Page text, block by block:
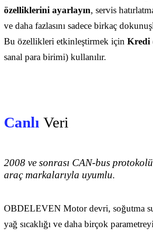
özelliklerini ayarlayın, servis
ve daha fazlasını sadece birkaç
Bu özellikleri etkinleştirmek için Kredi
sanal para birimi) kullanılır.
Canlı Veri
2008 ve sonrası CAN-bus
araç markalarıyla uyumlu.
OBDELEVEN Motor devri, soğutma
yağ sıcaklığı ve daha birçok